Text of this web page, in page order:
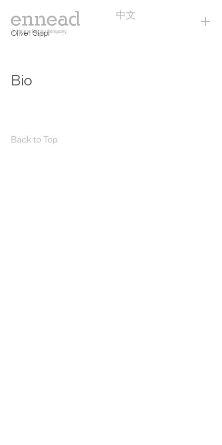
中文 +
Oliver Sippl
Bio
Back to Top